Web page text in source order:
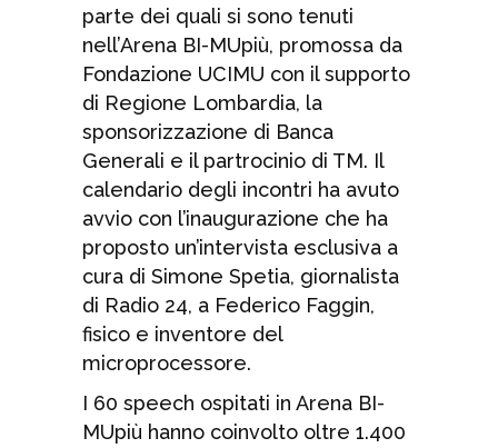
parte dei quali si sono tenuti
nell’Arena BI-MUpiù, promossa da
Fondazione UCIMU con il supporto
di Regione Lombardia, la
sponsorizzazione di Banca
Generali e il partrocinio di TM. Il
calendario degli incontri ha avuto
avvio con l’inaugurazione che ha
proposto un’intervista esclusiva a
cura di Simone Spetia, giornalista
di Radio 24, a Federico Faggin,
fisico e inventore del
microprocessore.
I 60 speech ospitati in Arena BI-
MUpiù hanno coinvolto oltre 1.400